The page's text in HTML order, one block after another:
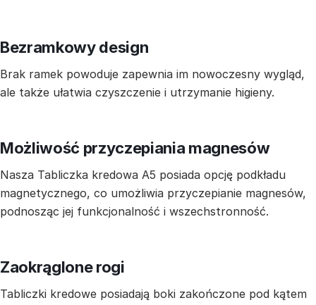
Bezramkowy design
Brak ramek powoduje zapewnia im nowoczesny wygląd,
ale także ułatwia czyszczenie i utrzymanie higieny.
Możliwość przyczepiania magnesów
Nasza Tabliczka kredowa A5 posiada opcję podkładu
magnetycznego, co umożliwia przyczepianie magnesów,
podnosząc jej funkcjonalność i wszechstronność.
Zaokrąglone rogi
Tabliczki kredowe posiadają boki zakończone pod kątem